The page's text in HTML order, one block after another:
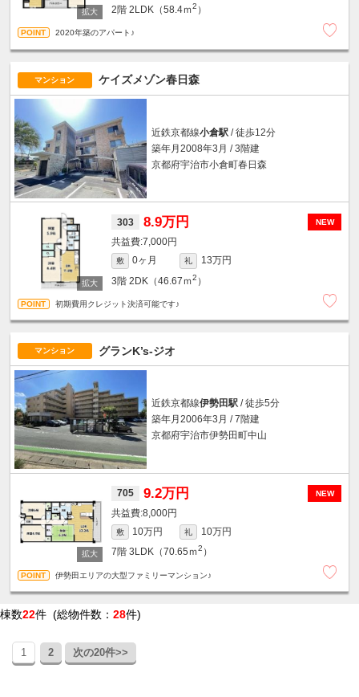
2階 2LDK（58.4ｍ2 ）
2020年築のアパート♪
マンション ケイズメゾン春日森
近鉄京都線小倉駅/ 徒歩12分
築年月2008年3月 / 3階建
京都府宇治市小倉町春日森
NEW
303 8.9万円
7,000円
敷 0ヶ月 礼
13万円
3階 2DK（46.67ｍ2 ）
初期費用クレジット決済可能です♪
マンション グランK’s-ジオ
近鉄京都線伊勢田駅/ 徒歩5分
築年月2006年3月 / 7階建
京都府宇治市伊勢田町中山
NEW
705 9.2万円
8,000円
敷 10万円 礼
10万円
7階 3LDK（70.65ｍ2 ）
伊勢田エリアの大型ファミリーマンション♪
棟数22件 (総物件数： 28件)
1 2 次の20件>>